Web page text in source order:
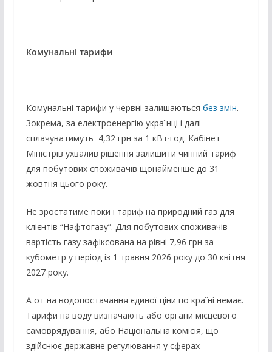
Комунальні тарифи
Комунальні тарифи у червні залишаються без змін.
Зокрема, за електроенергію українці і далі
сплачуватимуть 4,32 грн за 1 кВт⋅год. Кабінет
Міністрів ухвалив рішення залишити чинний тариф
для побутових споживачів щонайменше до 31
жовтня цього року.
Не зростатиме поки і тариф на природний газ для
клієнтів “Нафтогазу”. Для побутових споживачів
вартість газу зафіксована на рівні 7,96 грн за
кубометр у період із 1 травня 2026 року до 30 квітня
2027 року.
А от на водопостачання єдиної ціни по країні немає.
Тарифи на воду визначають або органи місцевого
самоврядування, або Національна комісія, що
здійснює державне регулювання у сферах